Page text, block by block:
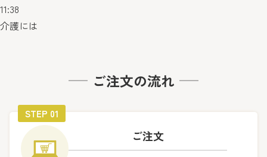
11:38
介護には
ご注文の流れ
STEP 01
ご注文